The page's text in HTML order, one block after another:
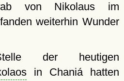
von Nikolaus im
fanden weiterhin Wunder
der heutigen
in Chaniá hatten